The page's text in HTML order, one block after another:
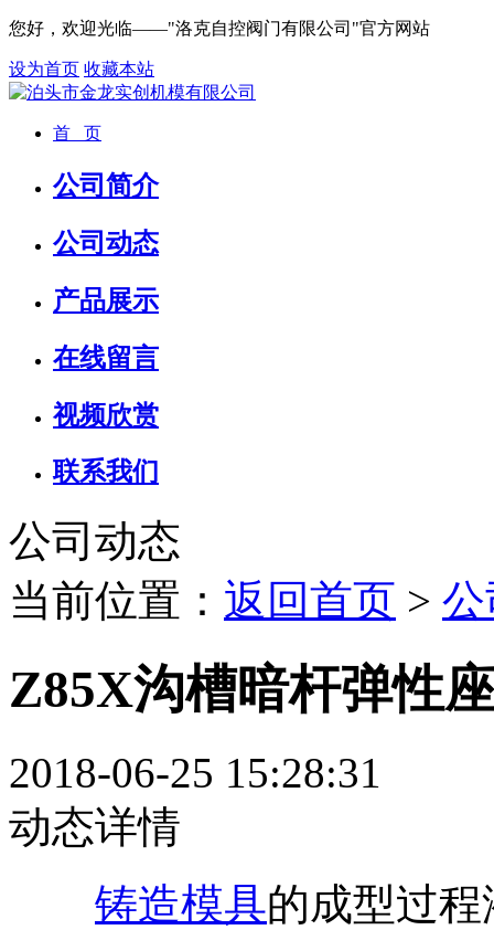
您好，欢迎光临——"洛克自控阀门有限公司"官方网站
设为首页 收藏本站
首 页
公司简介
公司动态
产品展示
在线留言
视频欣赏
联系我们
公司动态
当前位置： 返回首页 >
Z85X沟槽暗杆弹性
2018-06-25 15:28:31
动态详情
铸造模具的成型过